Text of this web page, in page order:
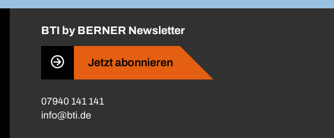
BTI by BERNER Newsletter
Jetzt abonnieren
07940 141 141
info@bti.de